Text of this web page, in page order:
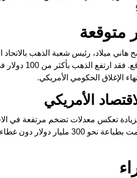
متوقعة
ميلاد، رئيس شعبة الذهب بالاتحاد
جاءت بشكل
الإغلاق الحكومي الأمريكي.
الأمريكي
تعكس معدلات تضخم مرتفعة في
الحكومة الأمريكية قامت